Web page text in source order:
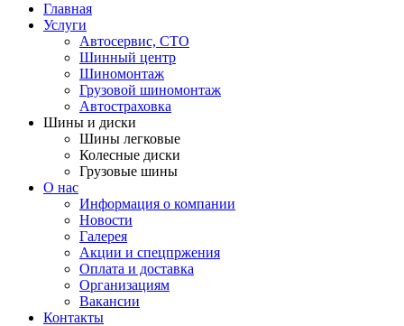
Главная
Услуги
Автосервис, СТО
Шинный центр
Шиномонтаж
Грузовой шиномонтаж
Автостраховка
Шины и диски
Шины легковые
Колесные диски
Грузовые шины
О нас
Информация о компании
Новости
Галерея
Акции и спецпржения
Оплата и доставка
Организациям
Вакансии
Контакты